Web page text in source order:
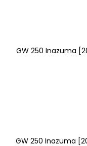
GW 250 Inazuma
GW 250 Inazuma